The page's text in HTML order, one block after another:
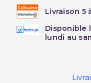
Livraison 5
Disponible
lundi au